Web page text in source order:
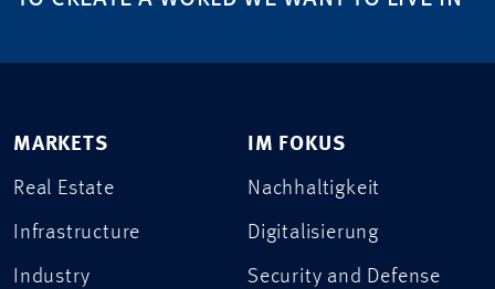
MARKETS
Real Estate
Infrastructure
Industry
IM FOKUS
Nachhaltigkeit
Digitalisierung
Security and Defense